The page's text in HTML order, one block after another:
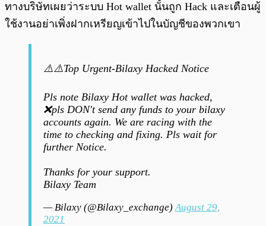
ทางบริษัทเผยว่าระบบ Hot wallet นั้นถูก Hack และเตือนผู้
ใช้งานอย่าเพิ่งฝากเหรียญเข้าไปในบัญชีของพวกเขา
⚠️⚠️Top Urgent-Bilaxy Hacked Notice
Pls note Bilaxy Hot wallet was hacked,
❌pls DON't send any funds to your bilaxy
accounts again. We are racing with the
time to checking and fixing. Pls wait for
further Notice.
Thanks for your support.
Bilaxy Team
— Bilaxy (@Bilaxy_exchange)August 29,
2021